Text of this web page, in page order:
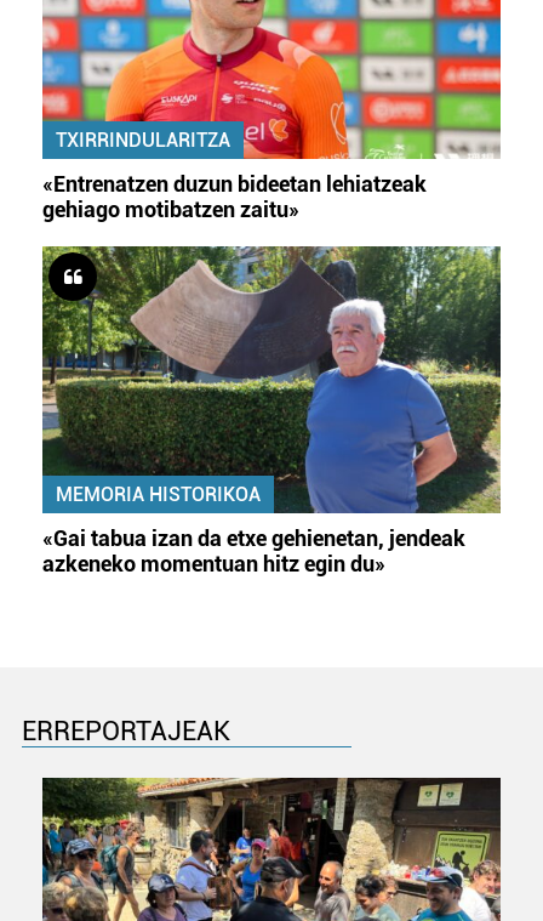
erabiltzeko baimen esplizitua ematen diguzu.Gehiago
irakurri
TXIRRINDULARITZA
«Entrenatzen duzun bideetan lehiatzeak
gehiago motibatzen zaitu»
MEMORIA HISTORIKOA
«Gai tabua izan da etxe gehienetan, jendeak
azkeneko momentuan hitz egin du»
ERREPORTAJEAK